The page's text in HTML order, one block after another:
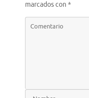
marcados con *